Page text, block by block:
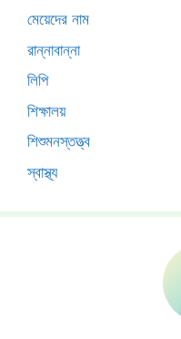
মেয়েদের নাম
রান্নাবান্না
লিপি
শিক্ষালয়
শিশুমনস্তত্ত্ব
স্বাস্থ্য